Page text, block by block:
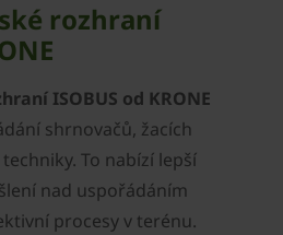
rozhraní
ISOBUS od KRONE
shrnovačů, žacích
To nabízí lepší
nad uspořádáním
procesy v terénu.